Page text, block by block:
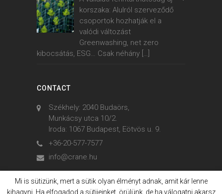
korszaka: Alulról szerveződő
csoportok hozhatják el a
valódi változást
Greenwashing, net zero
kibocsátás, ESG… Csak néhány
CONTACT
Székhely: 2040 Budaörs,
Munkácsy utca 10/2.
Iroda: 1067 Budapest, Eötvös u. 9.
+36-20-577-7577
info@crane.hu
Mi is sütizünk, mert a sütik olyan élményt adnak, amit kár lenne
kihagyni. Ha elfogadod a sütijeinket, örülünk, de ha válogatni akarsz